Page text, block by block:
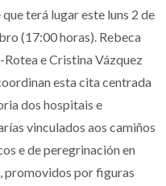
terá lugar este luns 2 de
(17:00 horas). Rebeca
Rotea e Cristina Vázquez
esta cita centrada
dos hospitais e
vinculados aos camiños
e de peregrinación en
promovidos por figuras